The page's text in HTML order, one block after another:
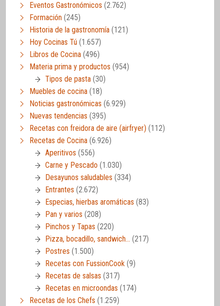
Eventos Gastronómicos (2.762)
Formación (245)
Historia de la gastronomía (121)
Hoy Cocinas Tú (1.657)
Libros de Cocina (496)
Materia prima y productos (954)
Tipos de pasta (30)
Muebles de cocina (18)
Noticias gastronómicas (6.929)
Nuevas tendencias (395)
Recetas con freidora de aire (airfryer) (112)
Recetas de Cocina (6.926)
Aperitivos (556)
Carne y Pescado (1.030)
Desayunos saludables (334)
Entrantes (2.672)
Especias, hierbas aromáticas (83)
Pan y varios (208)
Pinchos y Tapas (220)
Pizza, bocadillo, sandwich… (217)
Postres (1.500)
Recetas con FussionCook (9)
Recetas de salsas (317)
Recetas en microondas (174)
Recetas de los Chefs (1.259)